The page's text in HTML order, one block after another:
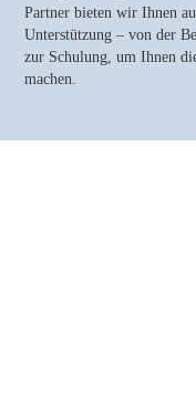
Partner bieten wir Ihnen
Unterstützung – von der
zur Schulung, um Ihnen
machen.